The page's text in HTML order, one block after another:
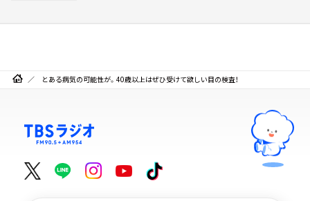
とある病気の可能性が。40歳以上はぜひ受けて欲しい目の検査！